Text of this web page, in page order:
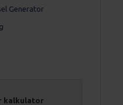
Generator
kalkulator